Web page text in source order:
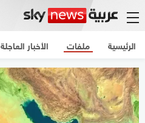
الرئيسية الأخبار العاجلة ملفات